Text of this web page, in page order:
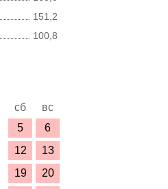
151,2
100,8
сб
вс
5
6
12
13
19
20